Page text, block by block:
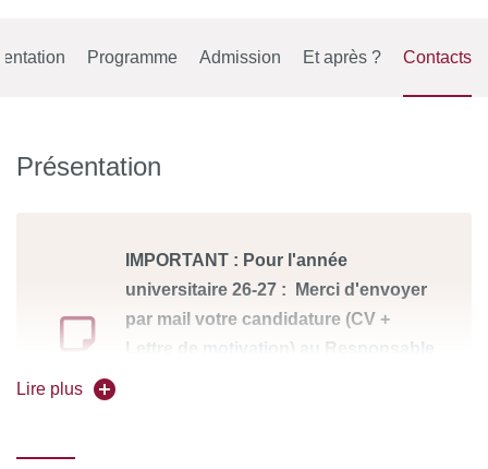
Programme Admission Et après ? Contacts
Présentation
IMPORTANT : Pour l'année
universitaire 26-27 : Merci d'envoyer
par mail votre candidature (CV +
Lettre de motivation) au Responsable
Lire plus